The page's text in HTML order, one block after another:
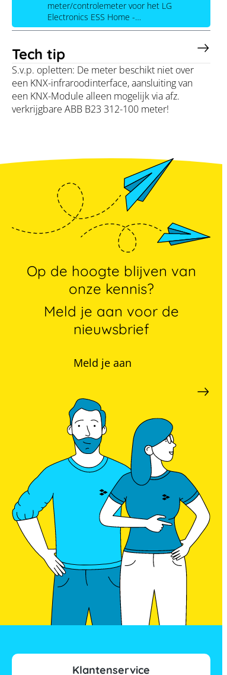
Tech tip
S.v.p. opletten: De meter beschikt niet over
een KNX-infraroodinterface, aansluiting van
een KNX-Module alleen mogelijk via afz.
verkrijgbare ABB B23 312-100 meter!
meter/controlemeter voor het LG
Electronics ESS Home -…
Op de hoogte blijven van
onze kennis?
Meld je aan voor de
nieuwsbrief
Meld je aan
Klantenservice